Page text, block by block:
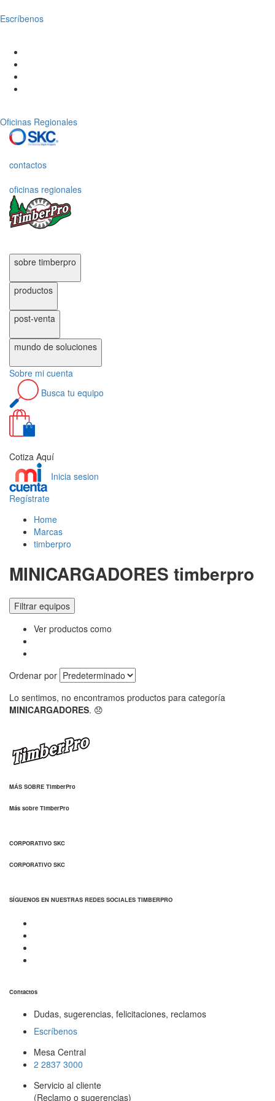
Escríbenos
Oficinas Regionales
contactos
oficinas regionales
sobre timberpro
productos
post-venta
mundo de soluciones
Sobre mi cuenta
Busca tu equipo
Cotiza Aquí
Inicia sesion
Regístrate
Home
Marcas
timberpro
MINICARGADORES timberpro
Filtrar equipos
Ver productos como
Ordenar por
Lo sentimos, no encontramos productos para categoría
MINICARGADORES. 😞
MÁS SOBRE TimberPro
Más sobre TimberPro
CORPORATIVO SKC
CORPORATIVO SKC
SÍGUENOS EN NUESTRAS REDES SOCIALES TIMBERPRO
Contactos
Dudas, sugerencias, felicitaciones, reclamos
Escríbenos
Mesa Central
2 2837 3000
Servicio al cliente
(Reclamo o sugerencias)